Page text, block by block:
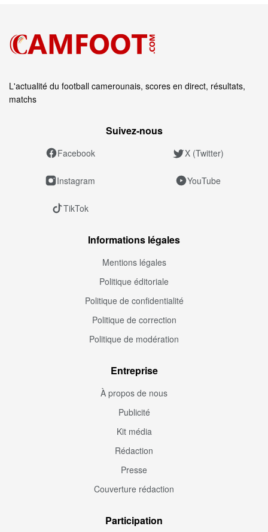
L'actualité du football camerounais, scores en direct, résultats,
matchs
Suivez‑nous
Facebook X (Twitter)
Instagram YouTube
TikTok
Informations légales
Mentions légales
Politique éditoriale
Politique de confidentialité
Politique de correction
Politique de modération
Entreprise
À propos de nous
Publicité
Kit média
Rédaction
Presse
Couverture rédaction
Participation